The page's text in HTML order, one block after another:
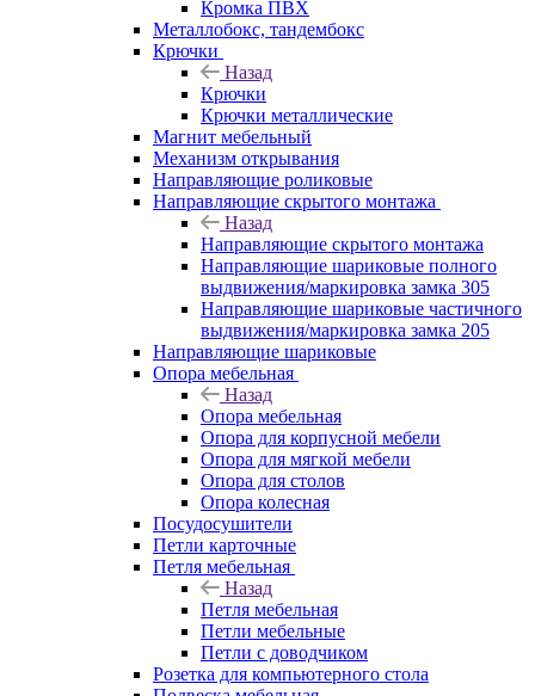
Кромка ПВХ
Металлобокс, тандембокс
Крючки
Назад
Крючки
Крючки металлические
Магнит мебельный
Механизм открывания
Направляющие роликовые
Направляющие скрытого монтажа
Назад
Направляющие скрытого монтажа
Направляющие шариковые полного
выдвижения/маркировка замка 305
Направляющие шариковые частичного
выдвижения/маркировка замка 205
Направляющие шариковые
Опора мебельная
Назад
Опора мебельная
Опора для корпусной мебели
Опора для мягкой мебели
Опора для столов
Опора колесная
Посудосушители
Петли карточные
Петля мебельная
Назад
Петля мебельная
Петли мебельные
Петли с доводчиком
Розетка для компьютерного стола